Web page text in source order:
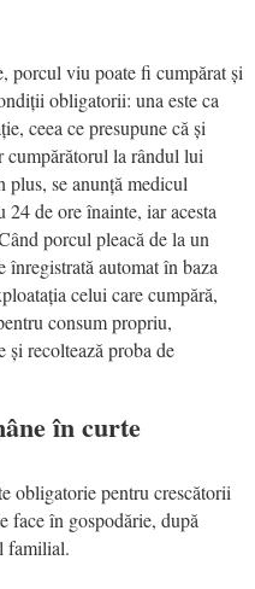
porcul viu poate fi cumpărat și
obligatorii: una este ca
ceea ce presupune că și
la rândul lui
plus, se anunță medicul
de ore înainte, iar acesta
porcul pleacă de la un
înregistrată automat în baza
celui care cumpără,
consum propriu,
și recoltează proba de
în curte
obligatorie pentru crescătorii
face în gospodărie, după
familial.